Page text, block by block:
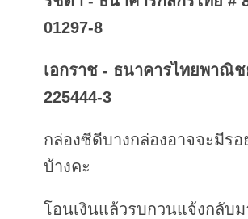
01297-8
เอกราช - ธนาคารไทยพาณิช
225444-3
กล่องซีดีบางกล่องอาจจะมีรอ
บ้างคะ
โอนเงินแล้วรบกวนแจ้งกลับ